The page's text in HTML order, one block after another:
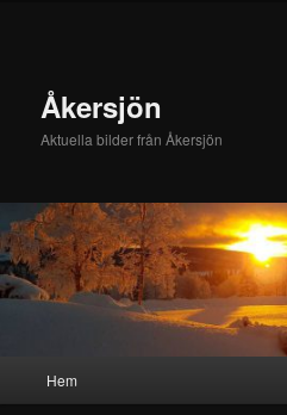
innehållÅkersjön
Aktuella bilder från Åkersjön
Hem